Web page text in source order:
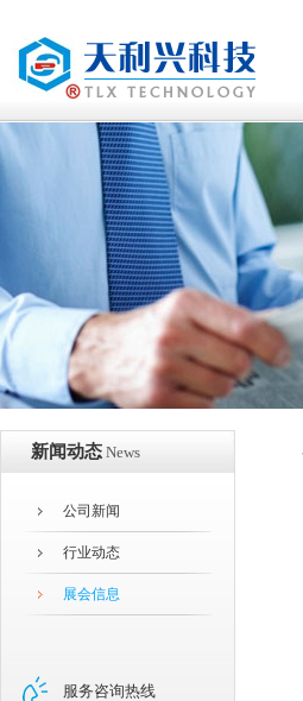
新闻动态 News
公司新闻
行业动态
展会信息
服务咨询热线